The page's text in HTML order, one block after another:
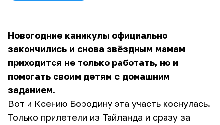
Новогодние каникулы официально
закончились и снова звёздным мамам
приходится не только работать, но и
помогать своим детям с домашним
заданием.
Вот и Ксению Бородину эта участь коснулась.
Только прилетели из Тайланда и сразу за